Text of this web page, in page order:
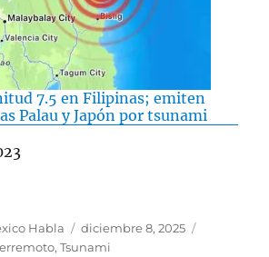
7.5 en Filipinas; emiten
Palau y Japón por tsunami
Habla
P
u
diciembre 8, 2025
,Tsunami